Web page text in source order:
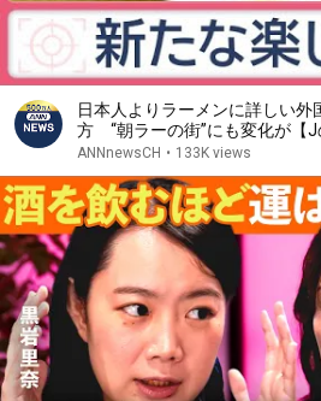
日本人よりラーメンに詳しい
方 “朝ラーの街”にも変化が【J
チャンネル】(2026年7月19日)
ANNnewsCH • 133K views